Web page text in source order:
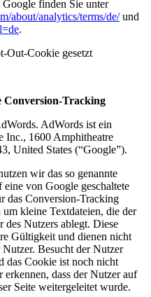
finden Sie unter
about/analytics/terms/de/und
.
Out-Cookie gesetzt
Conversion-Tracking
AdWords ist ein
Inc., 1600 Amphitheatre
United States (“Google”).
wir das so genannte
von Google geschaltete
das Conversion-Tracking
kleine Textdateien, die der
Nutzers ablegt. Diese
Gültigkeit und dienen nicht
Besucht der Nutzer
das Cookie ist noch nicht
dass der Nutzer auf
Seite weitergeleitet wurde.